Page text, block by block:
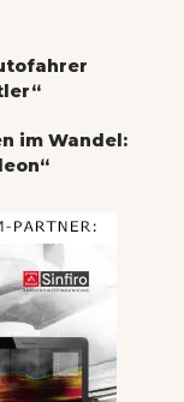
im Wandel: